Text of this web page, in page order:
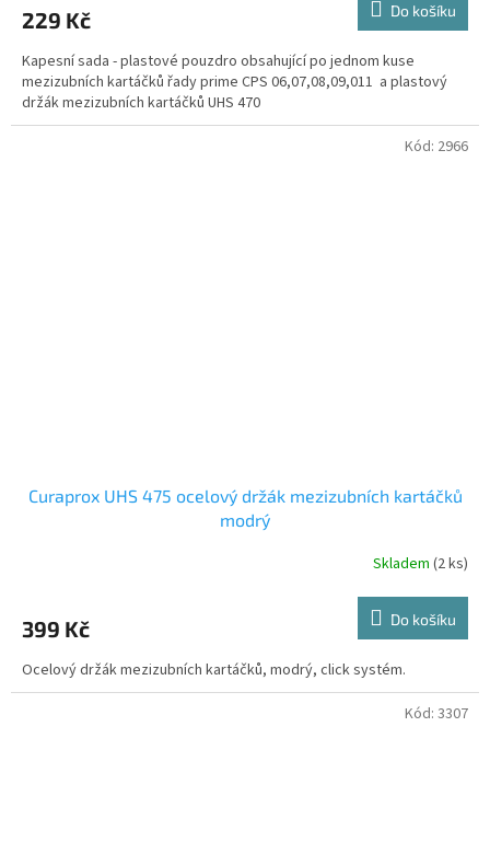
229 Kč Do košíku
Kapesní sada - plastové pouzdro obsahující po jednom kuse
mezizubních kartáčků řady prime CPS 06,07,08,09,011 a plastový
držák mezizubních kartáčků UHS 470
Curaprox UHS 475 ocelový držák mezizubních kartáčků
modrý
Skladem (2 ks)
399 Kč Do košíku
Ocelový držák mezizubních kartáčků, modrý, click systém.
Kód: 2966
Kód: 3307